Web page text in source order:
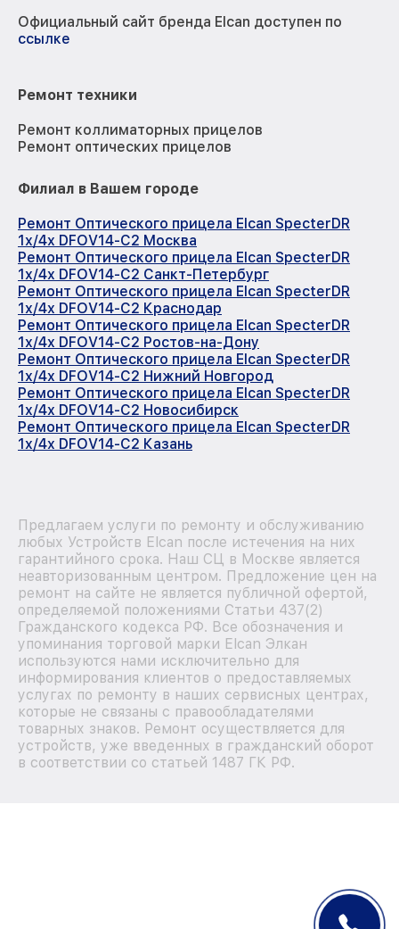
Официальный сайт бренда Elcan доступен по
ссылке
Ремонт техники
Ремонт коллиматорных прицелов
Ремонт оптических прицелов
Филиал в Вашем городе
Ремонт Оптического прицела Elcan SpecterDR
1x/4x DFOV14-C2 Москва
Ремонт Оптического прицела Elcan SpecterDR
1x/4x DFOV14-C2 Санкт-Петербург
Ремонт Оптического прицела Elcan SpecterDR
1x/4x DFOV14-C2 Краснодар
Ремонт Оптического прицела Elcan SpecterDR
1x/4x DFOV14-C2 Ростов-на-Дону
Ремонт Оптического прицела Elcan SpecterDR
1x/4x DFOV14-C2 Нижний Новгород
Ремонт Оптического прицела Elcan SpecterDR
1x/4x DFOV14-C2 Новосибирск
Ремонт Оптического прицела Elcan SpecterDR
1x/4x DFOV14-C2 Казань
Предлагаем услуги по ремонту и обслуживанию
любых Устройств Elcan после истечения на них
гарантийного срока. Наш СЦ в Москве является
неавторизованным центром. Предложение цен на
ремонт на сайте не является публичной офертой,
определяемой положениями Статьи 437(2)
Гражданского кодекса РФ. Все обозначения и
упоминания торговой марки Elcan Элкан
используются нами исключительно для
информирования клиентов о предоставляемых
услугах по ремонту в наших сервисных центрах,
которые не связаны с правообладателями
товарных знаков. Ремонт осуществляется для
устройств, уже введенных в гражданский оборот
в соответствии со статьей 1487 ГК РФ.